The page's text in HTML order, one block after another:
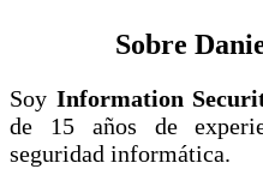
Sobre
Soy Information
de 15 años de
seguridad informática.